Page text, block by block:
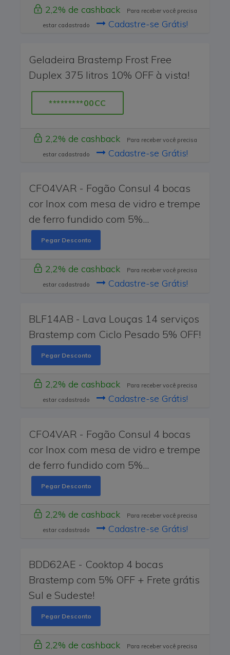
2,2% de cashback
Para receber você precisa
estar cadastrado
Cadastre-se Grátis!
Geladeira Brastemp Frost Free
Duplex 375 litros 10% OFF à vista!
*********00CC
2,2% de cashback
Para receber você precisa
estar cadastrado
Cadastre-se Grátis!
CFO4VAR - Fogão Consul 4 bocas
cor Inox com mesa de vidro e trempe
de ferro fundido com 5%...
Pegar Desconto
2,2% de cashback
Para receber você precisa
estar cadastrado
Cadastre-se Grátis!
BLF14AB - Lava Louças 14 serviços
Brastemp com Ciclo Pesado 5% OFF!
Pegar Desconto
2,2% de cashback
Para receber você precisa
estar cadastrado
Cadastre-se Grátis!
CFO4VAR - Fogão Consul 4 bocas
cor Inox com mesa de vidro e trempe
de ferro fundido com 5%...
Pegar Desconto
2,2% de cashback
Para receber você precisa
estar cadastrado
Cadastre-se Grátis!
BDD62AE - Cooktop 4 bocas
Brastemp com 5% OFF + Frete grátis
Sul e Sudeste!
Pegar Desconto
2,2% de cashback Para receber você precisa